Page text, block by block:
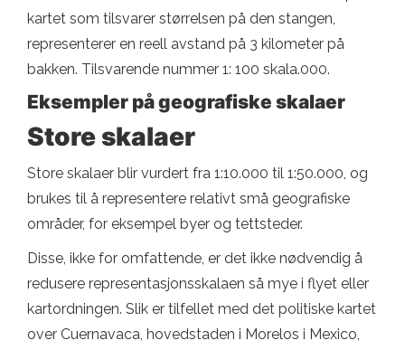
kartet som tilsvarer størrelsen på den stangen,
representerer en reell avstand på 3 kilometer på
bakken. Tilsvarende nummer 1: 100 skala.000.
Eksempler på geografiske skalaer
Store skalaer
Store skalaer blir vurdert fra 1:10.000 til 1:50.000, og
brukes til å representere relativt små geografiske
områder, for eksempel byer og tettsteder.
Disse, ikke for omfattende, er det ikke nødvendig å
redusere representasjonsskalaen så mye i flyet eller
kartordningen. Slik er tilfellet med det politiske kartet
over Cuernavaca, hovedstaden i Morelos i Mexico,